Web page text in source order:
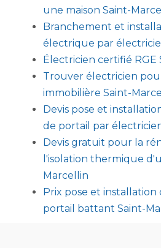
une maison Saint-
Branchement et
électrique par
Électricien certifié RGE
Trouver électricien
immobilière Saint-
Devis pose et
de portail par
Devis gratuit pour la
l'isolation thermique
Marcellin
Prix pose et
portail battant Saint-